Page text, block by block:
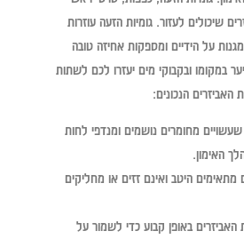
שיכולים לעזור. גומיות הזעה עוזרות
על הידיים ומספקות אחיזה טובה
במקומו ובקבוקי מים יעזרו לכם לשתות
הנכונים:
שעשויים מחומרים נושמים ומנדפי לחות
האימון.
מתאימים היטב ואינם זזים או מחליקים
באופן קבוע כדי לשמור על